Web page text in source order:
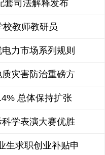
套司法解释发布
教师教研员
力市场系列规则
灾害防治重磅方
总体保持扩张
学表演大赛优胜
生求职创业补贴申